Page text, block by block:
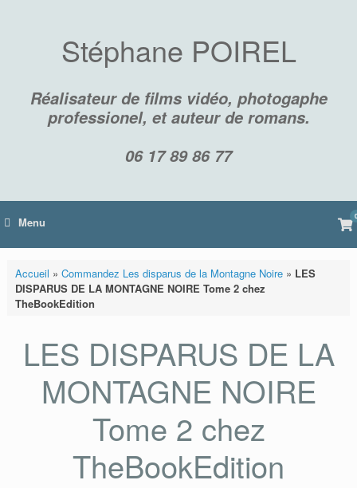
Stéphane POIREL
Réalisateur de films vidéo, photogaphe
professionel, et auteur de romans.
06 17 89 86 77
Menu 0
Accueil » Commandez Les disparus de la Montagne Noire» LES
DISPARUS DE LA MONTAGNE NOIRE Tome 2 chez
TheBookEdition
LES DISPARUS DE LA
MONTAGNE NOIRE
Tome 2 chez
TheBookEdition